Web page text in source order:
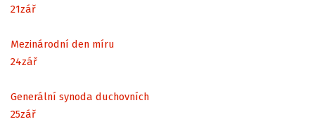
21zář
Mezinárodní den míru
24zář
Generální synoda duchovních
25zář